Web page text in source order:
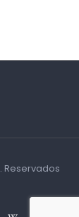
. Reservados